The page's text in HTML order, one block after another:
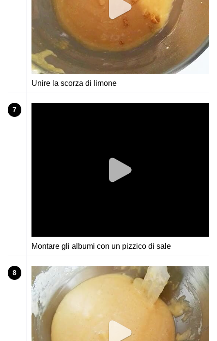
Unire la scorza di limone
7
Montare gli albumi con un pizzico di sale
8